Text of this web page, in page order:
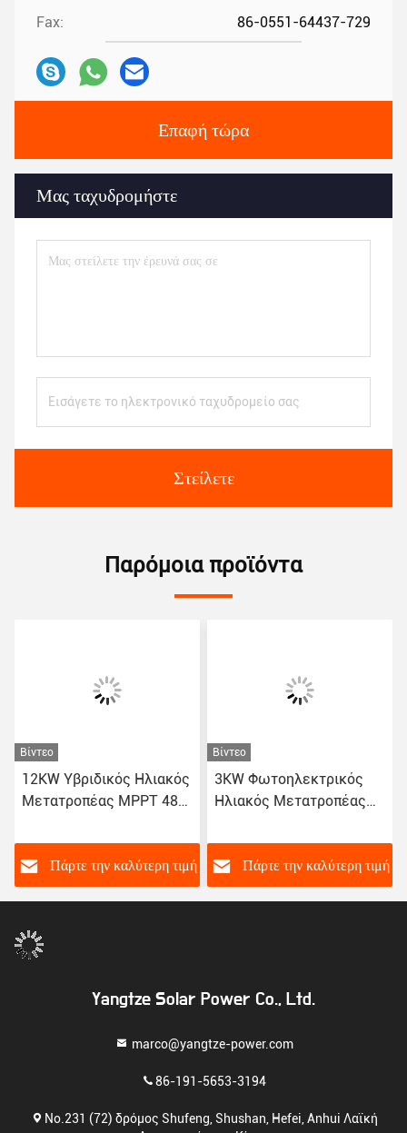
Fax: 86-0551-64437-729
Επαφή τώρα
Μας ταχυδρομήστε
Στείλετε
Παρόμοια προϊόντα
Βίντεο
12KW Υβριδικός Ηλιακός
Μετατροπέας MPPT 48V
βραχυκύκλωμα με 10ετή
εγγύησηΠάρτε την καλύτερη τιμή
Βίντεο
3KW Φωτοηλεκτρικός
Ηλιακός Μετατροπέας
Φάσεις
Πάρτε την καλύτερη τιμή
Yangtze Solar Power Co., Ltd.
marco@yangtze-power.com
86-191-5653-3194
No.231 (72) δρόμος Shufeng, Shushan, Hefei, Anhui Λαϊκή